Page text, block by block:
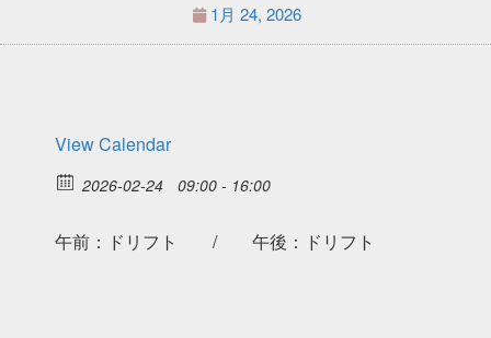
1月 24, 2026
View Calendar
2026-02-24 09:00 - 16:00
午前：ドリフト / 午後：ドリフト